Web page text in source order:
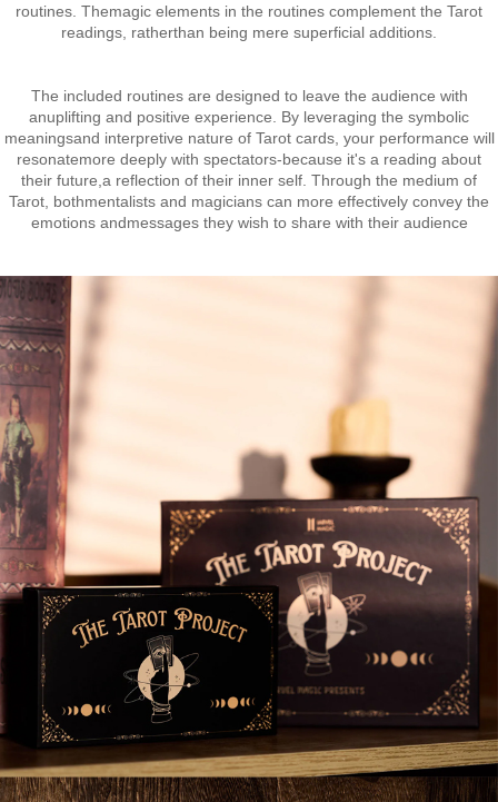
routines. Themagic elements in the routines complement the Tarot
readings, ratherthan being mere superficial additions.
The included routines are designed to leave the audience with
anuplifting and positive experience. By leveraging the symbolic
meaningsand interpretive nature of Tarot cards, your performance will
resonatemore deeply with spectators-because it's a reading about
their future,a reflection of their inner self. Through the medium of
Tarot, bothmentalists and magicians can more effectively convey the
emotions andmessages they wish to share with their audience